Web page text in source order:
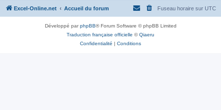
Excel-Online.net Accueil du forum Fuseau horaire sur UTC
Développé parphpBB® Forum Software © phpBB Limited
Traduction française officielle ©Qiaeru
Confidentialité | Conditions